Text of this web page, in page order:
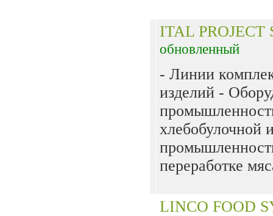
ITAL PROJECT
обновленный
- Линии
изделий -
хлебобулочной
переработке
LINCO FOOD